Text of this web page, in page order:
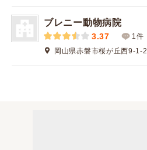
ブレニー動物病院
3.37
1件
岡山県赤磐市桜が丘西9-1-2